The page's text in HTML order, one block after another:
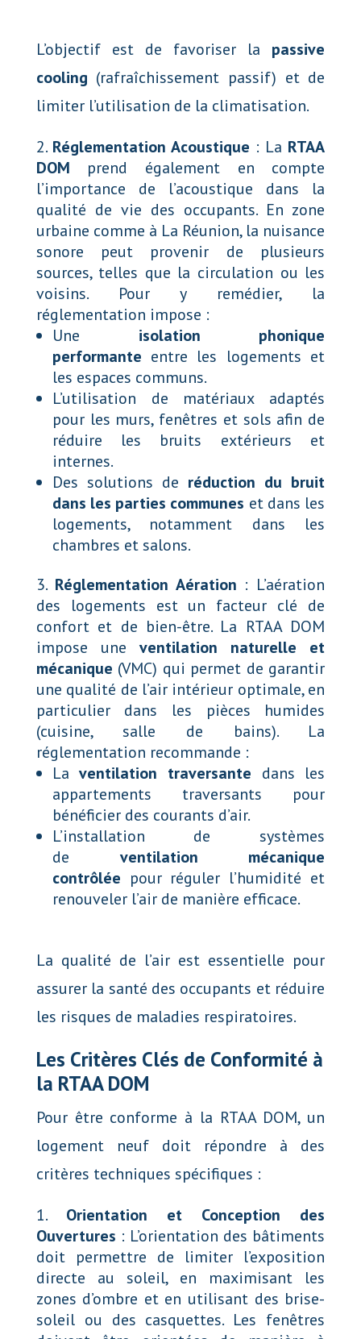
L’objectif est de favoriser la passive
cooling (rafraîchissement passif) et de
limiter l’utilisation de la climatisation.
Réglementation Acoustique : La RTAA
DOM prend également en compte
l’importance de l’acoustique dans la
qualité de vie des occupants. En zone
urbaine comme à La Réunion, la nuisance
sonore peut provenir de plusieurs
sources, telles que la circulation ou les
voisins. Pour y remédier, la
réglementation impose :
Une isolation phonique
performante entre les logements et
les espaces communs.
L’utilisation de matériaux adaptés
pour les murs, fenêtres et sols afin de
réduire les bruits extérieurs et
internes.
Des solutions de réduction du bruit
dans les parties communes et dans les
logements, notamment dans les
chambres et salons.
Réglementation Aération : L’aération
des logements est un facteur clé de
confort et de bien-être. La RTAA DOM
impose une ventilation naturelle et
mécanique (VMC) qui permet de garantir
une qualité de l’air intérieur optimale, en
particulier dans les pièces humides
(cuisine, salle de bains). La
réglementation recommande :
Laventilation traversante dans les
appartements traversants pour
bénéficier des courants d’air.
L’installation de systèmes
de ventilation mécanique
contrôlée pour réguler l’humidité et
renouveler l’air de manière efficace.
La qualité de l’air est essentielle pour
assurer la santé des occupants et réduire
les risques de maladies respiratoires.
Les Critères Clés de Conformité à
la RTAA DOM
Pour être conforme à la RTAA DOM, un
logement neuf doit répondre à des
critères techniques spécifiques :
Orientation et Conception des
Ouvertures : L’orientation des bâtiments
doit permettre de limiter l’exposition
directe au soleil, en maximisant les
zones d’ombre et en utilisant des brise-
soleil ou des casquettes. Les fenêtres